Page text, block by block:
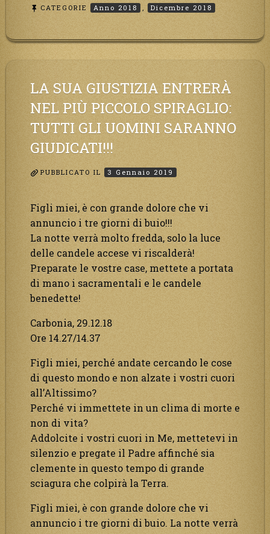
CATEGORIE Anno 2018 , Dicembre 2018
LA SUA GIUSTIZIA ENTRERÀ
NEL PIÙ PICCOLO SPIRAGLIO:
TUTTI GLI UOMINI SARANNO
GIUDICATI!!!
PUBBLICATO IL 3 Gennaio 2019
Figli miei, è con grande dolore che vi
annuncio i tre giorni di buio!!!
La notte verrà molto fredda, solo la luce
delle candele accese vi riscalderà!
Preparate le vostre case, mettete a portata
di mano i sacramentali e le candele
benedette!
Carbonia, 29.12.18
Ore 14.27/14.37
Figli miei, perché andate cercando le cose
di questo mondo e non alzate i vostri cuori
all’Altissimo?
Perché vi immettete in un clima di morte e
non di vita?
Addolcite i vostri cuori in Me, mettetevi in
silenzio e pregate il Padre affinché sia
clemente in questo tempo di grande
sciagura che colpirà la Terra.
Figli miei, è con grande dolore che vi
annuncio i tre giorni di buio. La notte verrà